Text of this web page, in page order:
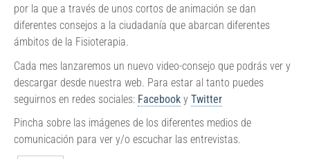
por la que a través de unos cortos de animación se dan
diferentes consejos a la ciudadanía que abarcan diferentes
ámbitos de la Fisioterapia.
Cada mes lanzaremos un nuevo video-consejo que podrás ver y
descargar desde nuestra web. Para estar al tanto puedes
seguirnos en redes sociales: Facebook y Twitter
Pincha sobre las imágenes de los diferentes medios de
comunicación para ver y/o escuchar las entrevistas.